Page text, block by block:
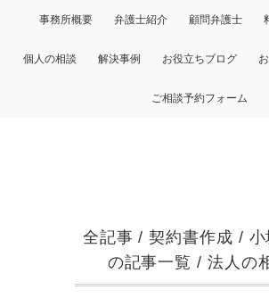
事務所概要 弁護士紹介 顧問弁護士
個人の相談 解決事例 お役立ちブログ
ご相談予約フォーム
全記事 /契約書作成 / 小
の記事一覧 / 法人の